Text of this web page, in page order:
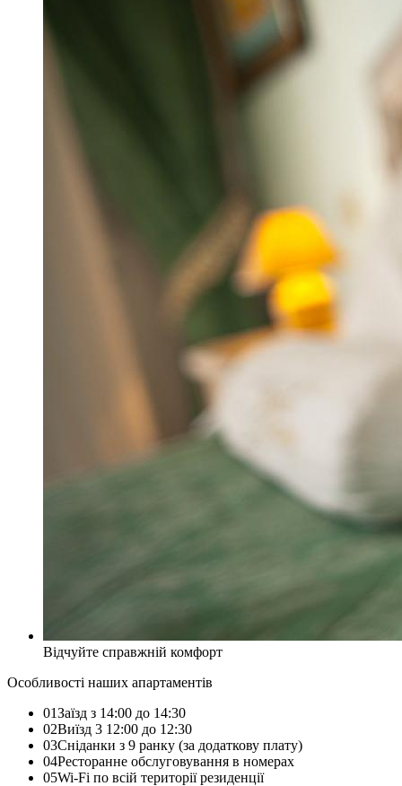
Відчуйте справжній комфорт
Особливості наших апартаментів
01Заїзд з 14:00 до 14:30
02Виїзд 3 12:00 до 12:30
03Сніданки з 9 ранку (за додаткову плату)
04Ресторанне обслуговування в номерах
05Wi-Fi по всій території резиденції